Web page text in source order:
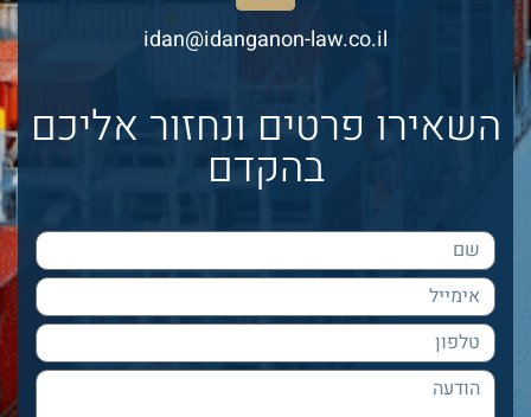
idan@idanganon-law.co.il
השאירו פרטים ונחזור אליכם
בהקדם